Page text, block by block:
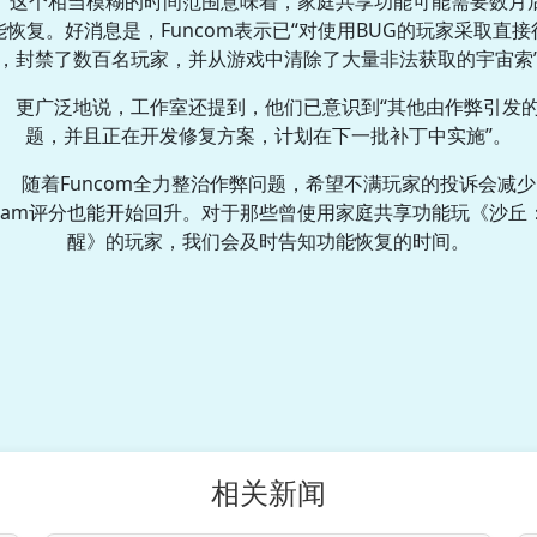
恢复。好消息是，Funcom表示已“对使用BUG的玩家采取直接
封禁了数百名玩家，并从游戏中清除了大量非法获取的宇宙索”
更广泛地说，工作室还提到，他们已意识到“其他由作弊引发
题，并且正在开发修复方案，计划在下一批补丁中实施”。
随着Funcom全力整治作弊问题，希望不满玩家的投诉会减少
评分也能开始回升。对于那些曾使用家庭共享功能玩《沙丘
醒》的玩家，我们会及时告知功能恢复的时间。
相关新闻